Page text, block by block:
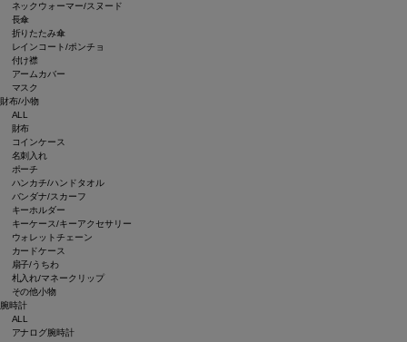
ネックウォーマー/スヌード
長傘
折りたたみ傘
レインコート/ポンチョ
付け襟
アームカバー
マスク
財布/小物
ALL
財布
コインケース
名刺入れ
ポーチ
ハンカチ/ハンドタオル
バンダナ/スカーフ
キーホルダー
キーケース/キーアクセサリー
ウォレットチェーン
カードケース
扇子/うちわ
札入れ/マネークリップ
その他小物
腕時計
ALL
アナログ腕時計